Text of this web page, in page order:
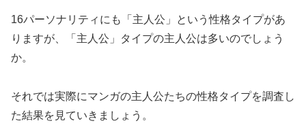
16パーソナリティにも「主人公」という性格タイプがあ
りますが、「主人公」タイプの主人公は多いのでしょう
か。
それでは実際にマンガの主人公たちの性格タイプを調査し
た結果を見ていきましょう。